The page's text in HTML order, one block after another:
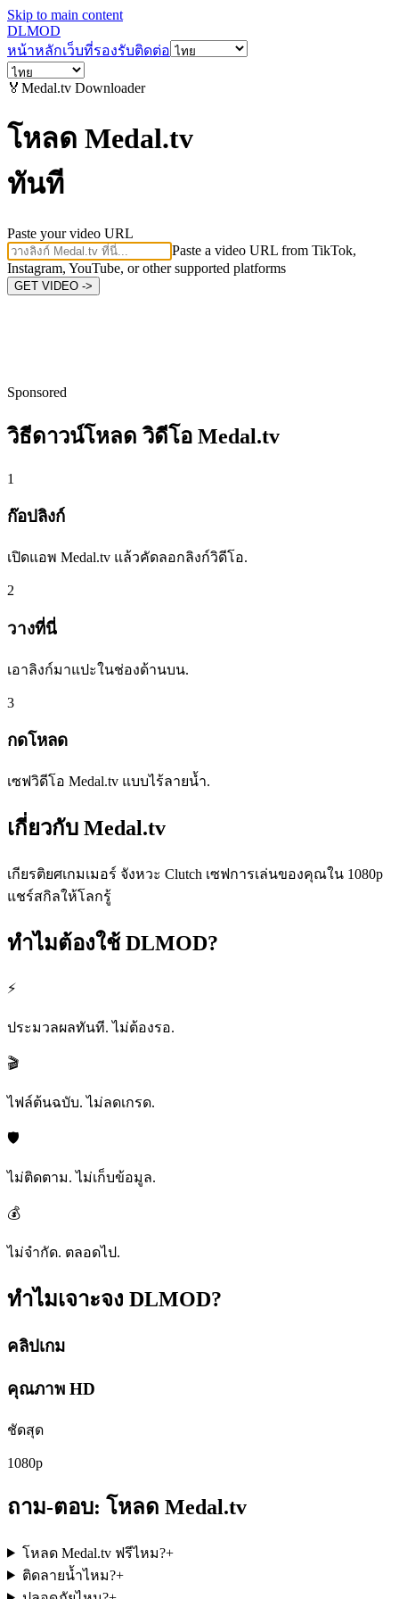
Skip to main content
DLMOD
หน้าหลักเว็บที่รองรับติดต่อ
🏅 Medal.tv Downloader
โหลด Medal.tv
ทันที
Paste your video URL
Paste a video URL from TikTok,
Instagram, YouTube, or other supported platforms
GET VIDEO ->
Sponsored
วิธีดาวน์โหลด วิดีโอ Medal.tv
1
ก๊อปลิงก์
เปิดแอพ Medal.tv แล้วคัดลอกลิงก์วิดีโอ.
2
วางที่นี่
เอาลิงก์มาแปะในช่องด้านบน.
3
กดโหลด
เซฟวิดีโอ Medal.tv แบบไร้ลายน้ำ.
เกี่ยวกับ Medal.tv
เกียรติยศเกมเมอร์ จังหวะ Clutch เซฟการเล่นของคุณใน 1080p
แชร์สกิลให้โลกรู้
ทำไมต้องใช้ DLMOD?
⚡
ประมวลผลทันที. ไม่ต้องรอ.
🎬
ไฟล์ต้นฉบับ. ไม่ลดเกรด.
🛡️
ไม่ติดตาม. ไม่เก็บข้อมูล.
💰
ไม่จำกัด. ตลอดไป.
ทำไมเจาะจง DLMOD?
คลิปเกม
คุณภาพ HD
ชัดสุด
1080p
ถาม-ตอบ: โหลด Medal.tv
โหลด Medal.tv ฟรีไหม?+
ติดลายน้ำไหม?+